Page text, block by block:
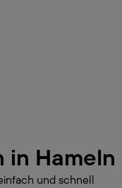
in Hameln
und schnell